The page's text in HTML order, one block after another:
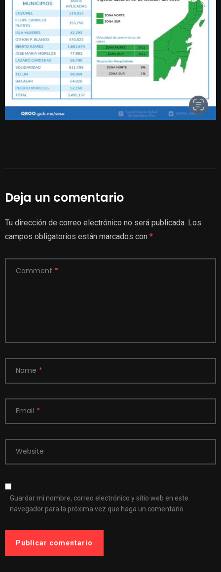
Deja un comentario
Tu dirección de correo electrónico no será publicada. Los
campos obligatorios están marcados con *
Comment *
Name *
Email *
Website
Guardar mi nombre, correo electrónico y sitio web en este
navegador para la próxima vez que haga un comentario.